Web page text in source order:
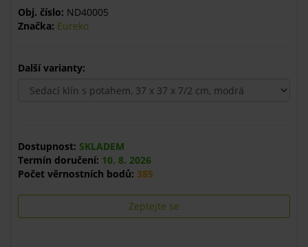
Obj. číslo: ND40005
Značka: Eureko
Další varianty:
Dostupnost: SKLADEM
Termín doručení: 10. 8. 2026
Počet věrnostních bodů: 385
Zeptejte se